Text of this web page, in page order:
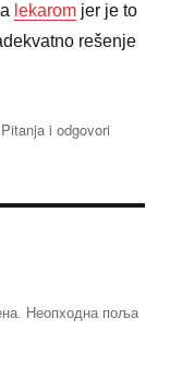
lekarom jer je to
rešenje
Категорије
Pitanja i odgovori
Неопходна поља